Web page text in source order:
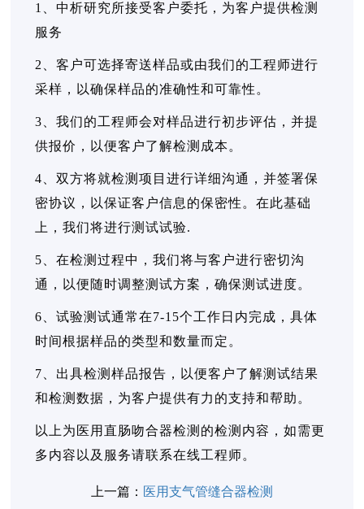
1、中析研究所接受客户委托，为客户提供检测
服务
2、客户可选择寄送样品或由我们的工程师进行
采样，以确保样品的准确性和可靠性。
3、我们的工程师会对样品进行初步评估，并提
供报价，以便客户了解检测成本。
4、双方将就检测项目进行详细沟通，并签署保
密协议，以保证客户信息的保密性。在此基础
上，我们将进行测试试验.
5、在检测过程中，我们将与客户进行密切沟
通，以便随时调整测试方案，确保测试进度。
6、试验测试通常在7-15个工作日内完成，具体
时间根据样品的类型和数量而定。
7、出具检测样品报告，以便客户了解测试结果
和检测数据，为客户提供有力的支持和帮助。
以上为医用直肠吻合器检测的检测内容，如需更
多内容以及服务请联系在线工程师。
上一篇： 医用支气管缝合器检测